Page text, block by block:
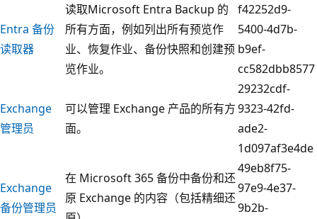
Entra 备份
读取器
读取Microsoft Entra Backup 的
所有方面，例如列出所有预览作
业、恢复作业、备份快照和创建预
览作业。
f42252d9-
5400-4d7b-
b9ef-
cc582dbb8577
Exchange
管理员
可以管理 Exchange 产品的所有方
面。
29232cdf-
9323-42fd-
ade2-
1d097af3e4de
Exchange
备份管理员
在 Microsoft 365 备份中备份和还
原 Exchange 的内容（包括精细还
49eb8f75-
97e9-4e37-
9b2b-